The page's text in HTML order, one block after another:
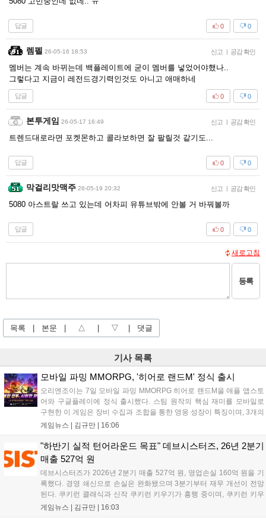
답글 0
0
렘펠 26-05-16 18:53 신고 | 공감 확인
멤버는 계속 바뀌는데 백플레이트에 굳이 멤버를 넣었어야했나..
그렇다고 지금이 레전드경기력인것도 아니고 애매하네
답글 0
0
본투게임 26-05-17 16:49 신고 | 공감 확인
트렌드대로라면 포켓몬하고 콜라보하면 잘 팔릴것 같기도...
답글 0
0
막걸리맛맥주 26-05-19 20:32 신고 | 공감 확인
5080 아스트랄 쓰고 있는데 어차피 유튜브밖에 안볼 거 바꿔볼까
답글 0
0
새로고침
등록
목록 본문 △ ▽ 댓글
기사 목록
모바일 파밍 MMORPG, '히어로 랜드M' 정식 출시
오리엔조이는 7일 모바일 파밍 MMORPG 히어로 랜드M을 애플 앱스토
어와 구글플레이에 정식 출시했다. 스팀 원작의 핵심 재미를 모바일로
구현한 이 게임은 장비 수집과 조합을 통한 영웅 성장이 특징이며, 3개의
무기 스킬을 활용한 전략적 전투와 길드전 등 다양한 콘텐츠를 제공한
혜택을 지급하며, 상세 내용은 공식 라운지에서 확인할 수 있다. 이용자
는 게임 접속 및 주요 콘텐츠 플레이를 통해 성장을 지원받을 수 있다....
게임뉴스 | 김규만 16:06
"하반기 실적 턴어라운드 목표" 데브시스터즈, 26년 2분기
매출 527억 원
데브시스터즈가 2026년 2분기 매출 527억 원, 영업손실 160억 원을 기
록했다. 경영 쇄신으로 손실은 완화됐으며 3분기부터 재무 개선이 전망
된다. 쿠키런 클래식과 신작 쿠키런 키우기가 흥행 중이며, 쿠키런 키우
기는 13일 첫 업데이트를 시작으로 2주 간격의 콘텐츠를 제공한다. 또한
게임뉴스 | 김규만 16:03